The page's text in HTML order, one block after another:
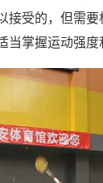
接受的，但需
掌握运动强度